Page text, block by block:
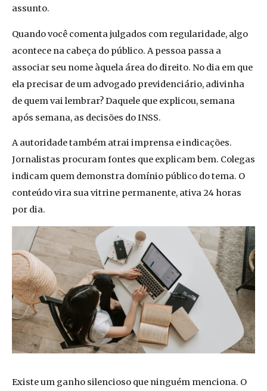
assunto.
Quando você comenta julgados com regularidade, algo
acontece na cabeça do público. A pessoa passa a
associar seu nome àquela área do direito. No dia em que
ela precisar de um advogado previdenciário, adivinha
de quem vai lembrar? Daquele que explicou, semana
após semana, as decisões do INSS.
A autoridade também atrai imprensa e indicações.
Jornalistas procuram fontes que explicam bem. Colegas
indicam quem demonstra domínio público do tema. O
conteúdo vira sua vitrine permanente, ativa 24 horas
por dia.
Existe um ganho silencioso que ninguém menciona. O